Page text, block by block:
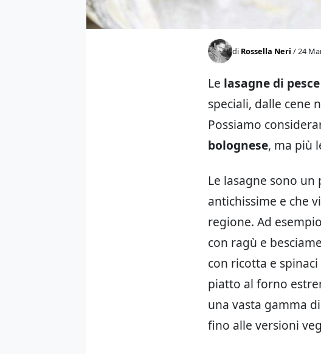
di Rossella Neri / 24
Le lasagne di pesce
speciali, dalle cene
Possiamo
bolognese, ma più
Le lasagne sono
antichissime e che
regione. Ad
con ragù e
con ricotta e
piatto al forno
una vasta gamma
fino alle versioni